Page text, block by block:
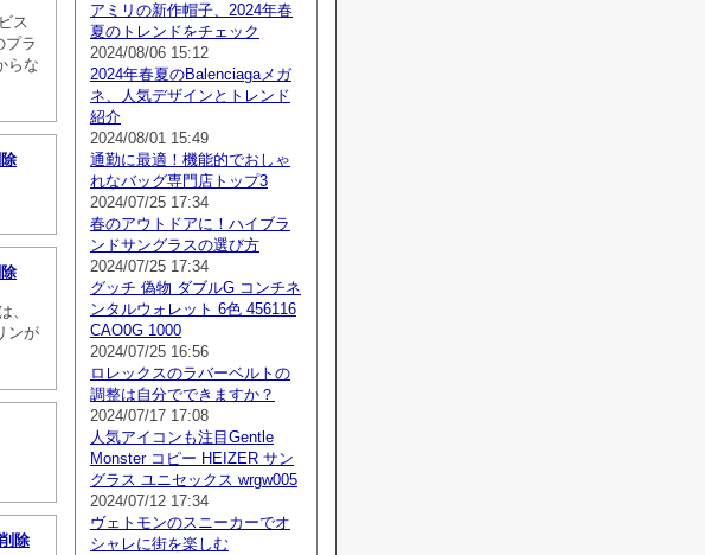
ス
プラ
らな
、
ンが
除
アミリの新作帽子、2024年春
夏のトレンドをチェック
2024/08/06 15:12
2024年春夏のBalenciagaメガ
ネ、人気デザインとトレンド
紹介
2024/08/01 15:49
通勤に最適！機能的でおしゃ
れなバッグ専門店トップ3
2024/07/25 17:34
春のアウトドアに！ハイブラ
ンドサングラスの選び方
2024/07/25 17:34
グッチ 偽物 ダブルG コンチネ
ンタルウォレット 6色 456116
CAO0G 1000
2024/07/25 16:56
ロレックスのラバーベルトの
調整は自分でできますか？
2024/07/17 17:08
人気アイコンも注目Gentle
Monster コピー HEIZER サン
グラス ユニセックス wrgw005
2024/07/12 17:34
ヴェトモンのスニーカーでオ
シャレに街を楽しむ